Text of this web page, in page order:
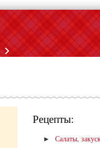
Рецепты:
►
Салаты,